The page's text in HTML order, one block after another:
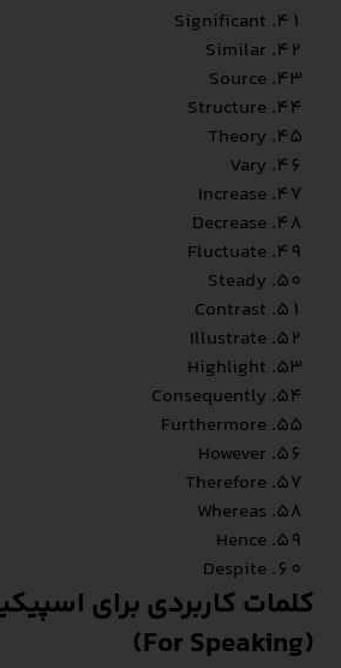
Significant
Similar
Source
Structure
Theory
Vary
Increase
Decrease
Fluctuate
Steady
Contrast
Illustrate
Highlight
Consequently
Furthermore
However
Therefore
Whereas
Hence
Despite
کلمات کاربردی برای
(For Speaking)